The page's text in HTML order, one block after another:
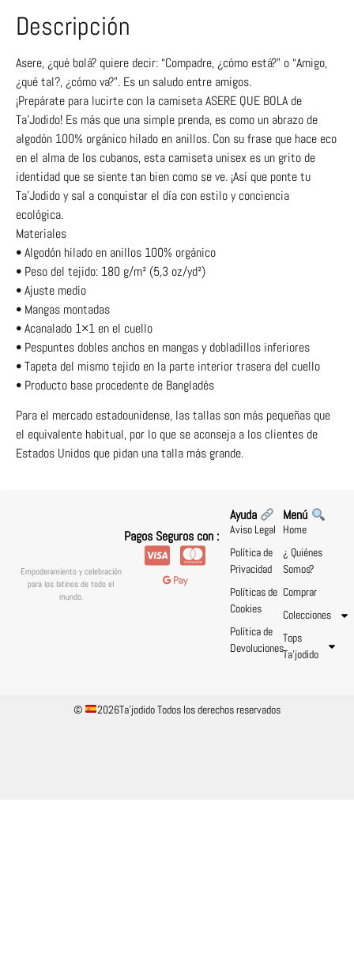
Descripción
Asere, ¿qué bolá? quiere decir: “Compadre, ¿cómo está?” o “Amigo,
¿qué tal?, ¿cómo va?”. Es un saludo entre amigos.
¡Prepárate para lucirte con la camiseta ASERE QUE BOLA de
Ta’Jodido! Es más que una simple prenda, es como un abrazo de
algodón 100% orgánico hilado en anillos. Con su frase que hace eco
en el alma de los cubanos, esta camiseta unisex es un grito de
identidad que se siente tan bien como se ve. ¡Así que ponte tu
Ta’Jodido y sal a conquistar el día con estilo y conciencia
ecológica.
Materiales
• Algodón hilado en anillos 100% orgánico
• Peso del tejido: 180 g/m² (5,3 oz/yd²)
• Ajuste medio
• Mangas montadas
• Acanalado 1×1 en el cuello
• Pespuntes dobles anchos en mangas y dobladillos inferiores
• Tapeta del mismo tejido en la parte interior trasera del cuello
• Producto base procedente de Bangladés
Para el mercado estadounidense, las tallas son más pequeñas que
el equivalente habitual, por lo que se aconseja a los clientes de
Estados Unidos que pidan una talla más grande.
Empoderamiento y celebración
para los latinos de todo el
mundo.
Menú
Home
¿ Quiénes
Somos?
Comprar
Colecciones
Tops
Ta’jodido
Ayuda
Aviso Legal
Política de
Privacidad
Políticas de
Cookies
Política de
Devoluciones
Pagos Seguros con :
© 2026Ta'jodido Todos los derechos reservados